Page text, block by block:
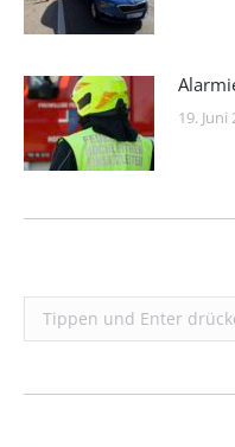
19. Juni
Search: